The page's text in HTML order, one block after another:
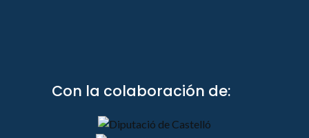
Con la colaboración de: